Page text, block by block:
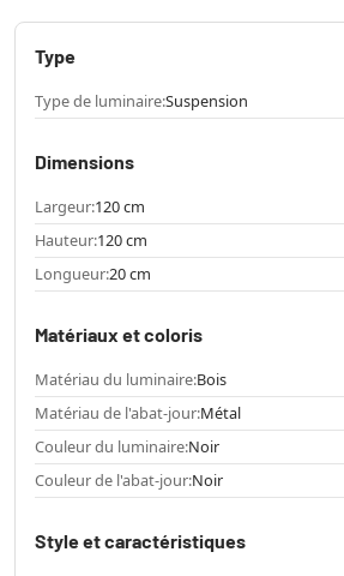
Type
Type de luminaire:Suspension
Dimensions
Largeur:120 cm
Hauteur:120 cm
Longueur:20 cm
Matériaux et coloris
Matériau du luminaire:Bois
Matériau de l'abat-jour:Métal
Couleur du luminaire:Noir
Couleur de l'abat-jour:Noir
Style et caractéristiques